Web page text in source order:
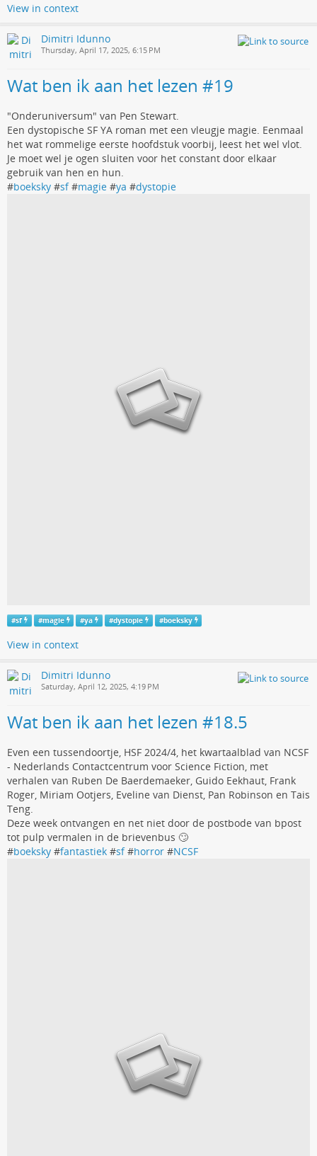
View in context
Dimitri Idunno
Thursday, April 17, 2025, 6:15 PM
Wat ben ik aan het lezen #19
"Onderuniversum" van Pen Stewart.
Een dystopische SF YA roman met een vleugje magie. Eenmaal
het wat rommelige eerste hoofdstuk voorbij, leest het wel vlot.
Je moet wel je ogen sluiten voor het constant door elkaar
gebruik van hen en hun.
#boeksky #sf#magie #ya #dystopie
#sf #magie #ya #dystopie #boeksky
View in context
Dimitri Idunno
Saturday, April 12, 2025, 4:19 PM
Wat ben ik aan het lezen #18.5
Even een tussendoortje, HSF 2024/4, het kwartaalblad van NCSF
- Nederlands Contactcentrum voor Science Fiction, met
verhalen van Ruben De Baerdemaeker, Guido Eekhaut, Frank
Roger, Miriam Ootjers, Eveline van Dienst, Pan Robinson en Tais
Teng.
Deze week ontvangen en net niet door de postbode van bpost
tot pulp vermalen in de brievenbus 🙄
#boeksky #fantastiek #sf#horror #NCSF